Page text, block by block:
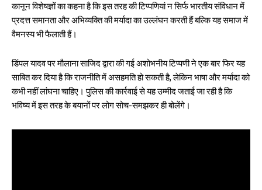
कानून विशेषज्ञों का कहना है कि इस तरह की टिप्पणियां न सिर्फ भारतीय संविधान में
प्रदत्त समानता और अभिव्यक्ति की मर्यादा का उल्लंघन करती हैं बल्कि यह समाज में
वैमनस्य भी फैलाती हैं।
डिंपल यादव पर मौलाना साजिद द्वारा की गई अशोभनीय टिप्पणी ने एक बार फिर यह
साबित कर दिया है कि राजनीति में असहमति हो सकती है, लेकिन भाषा और मर्यादा को
कभी नहीं लांघना चाहिए। पुलिस की कार्रवाई से यह उम्मीद जताई जा रही है कि
भविष्य में इस तरह के बयानों पर लोग सोच-समझकर ही बोलेंगे।